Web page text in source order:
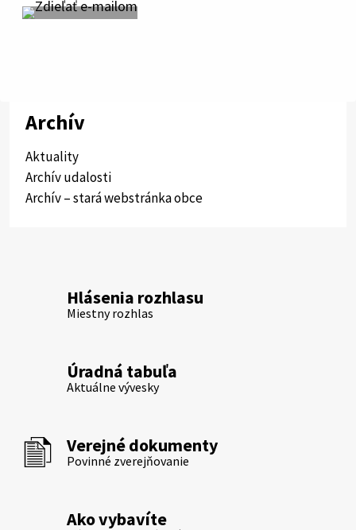
Archív
Aktuality
Archív udalosti
Archív – stará webstránka obce
Hlásenia rozhlasu
Miestny rozhlas
Úradná tabuľa
Aktuálne vývesky
Verejné dokumenty
Povinné zverejňovanie
Ako vybavíte